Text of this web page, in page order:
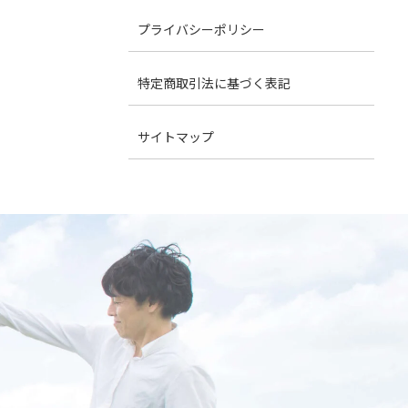
プライバシーポリシー
特定商取引法に基づく表記
サイトマップ